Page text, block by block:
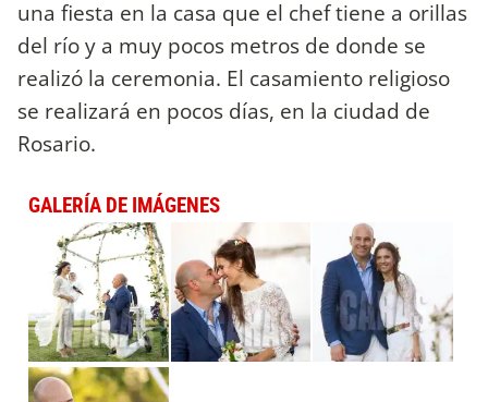
una fiesta en la casa que el chef tiene a orillas
del río y a muy pocos metros de donde se
realizó la ceremonia. El casamiento religioso
se realizará en pocos días, en la ciudad de
Rosario.
GALERÍA DE IMÁGENES